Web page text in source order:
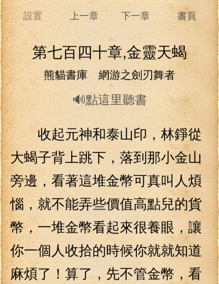
設置 上一章 下一章 書頁
第七百四十章,金靈天蝎
熊貓書庫 網游之劍刃舞者
🔊點這里聽書
收起元神和泰山印，林錚從
大蝎子背上跳下，落到那小金山
旁邊，看著這堆金幣可真叫人煩
惱，就不能弄些價值高點兒的貨
幣，一堆金幣看起來很養眼，讓
你一個人收拾的時候你就就知道
麻煩了！算了，先不管金幣，看